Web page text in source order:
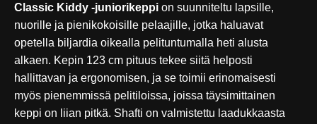
Classic Kiddy -juniorikeppi on suunniteltu lapsille,
nuorille ja pienikokoisille pelaajille, jotka haluavat
opetella biljardia oikealla pelituntumalla heti alusta
alkaen. Kepin 123 cm pituus tekee siitä helposti
hallittavan ja ergonomisen, ja se toimii erinomaisesti
myös pienemmissä pelitiloissa, joissa täysimittainen
keppi on liian pitkä. Shafti on valmistettu laadukkaasta